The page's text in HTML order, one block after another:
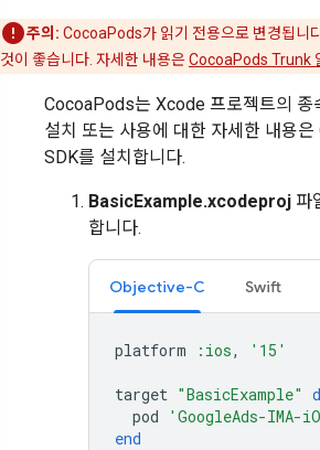
주의: CocoaPods가 읽기 전용으로 변경됩니
것이 좋습니다. 자세한 내용은CocoaPods Trunk
CocoaPods는 Xcode 프로젝트의 종
설치 또는 사용에 대한 자세한 내용은
SDK를 설치합니다.
BasicExample.xcodeproj 파
합니다.
Objective-C Swift
platform :ios, '15'
target "BasicExample"
pod
'GoogleAds-IMA-
end